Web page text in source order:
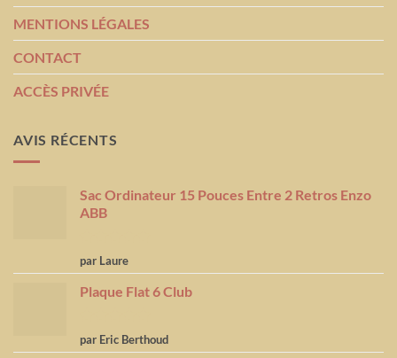
MENTIONS LÉGALES
CONTACT
ACCÈS PRIVÉE
AVIS RÉCENTS
Sac Ordinateur 15 Pouces Entre 2 Retros Enzo
ABB
Note5sur
5
par Laure
Plaque Flat 6 Club
Note5 sur
5
par Eric Berthoud